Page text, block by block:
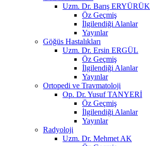
Uzm. Dr. Barış ERYÜRÜK
Öz Geçmiş
İlgilendiği Alanlar
Yayınlar
Göğüs Hastalıkları
Uzm. Dr. Ersin ERGÜL
Öz Geçmiş
İlgilendiği Alanlar
Yayınlar
Ortopedi ve Travmatoloji
Op. Dr. Yusuf TANYERİ
Öz Geçmiş
İlgilendiği Alanlar
Yayınlar
Radyoloji
Uzm. Dr. Mehmet AK